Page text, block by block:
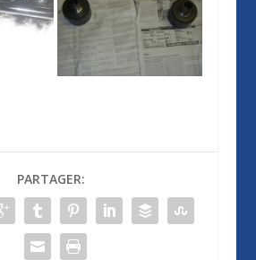
PARTAGER: